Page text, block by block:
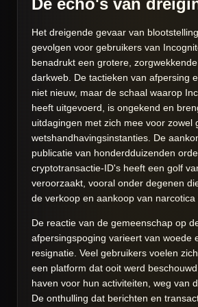
De echo's van
Het dreigende gevaar van
gevolgen voor gebruikers van
benadrukt een grotere,
darkweb. De tactieken van afpersing
niet nieuw, maar de schaal waarop
heeft uitgevoerd, is ongekend en
uitdagingen met zich mee voor zowel
wetshandhavingsinstanties. De
publicatie van honderdduizenden
cryptotransactie-ID's heeft een golf
veroorzaakt, vooral onder degenen
de verkoop en aankoop van
De reactie van de gemeenschap op
afpersingspoging varieert van woede
resignatie. Veel gebruikers voelen
een platform dat ooit werd
haven voor hun activiteiten, weg van
De onthulling dat berichten en